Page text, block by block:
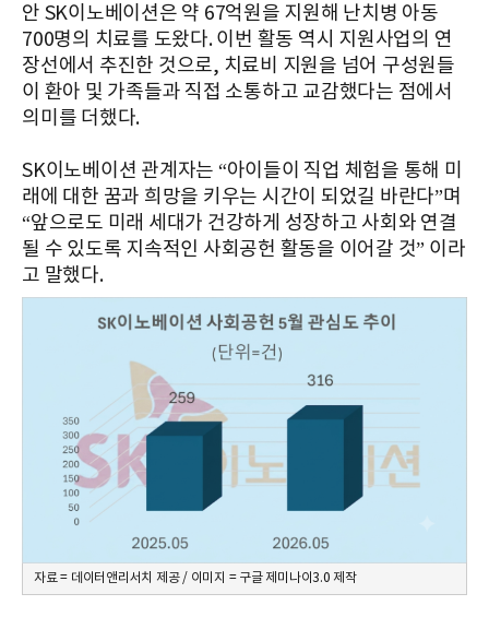
안 SK이노베이션은 약 67억원을 지원해 난치병 아동
700명의 치료를 도왔다. 이번 활동 역시 지원사업의 연
장선에서 추진한 것으로, 치료비 지원을 넘어 구성원들
이 환아 및 가족들과 직접 소통하고 교감했다는 점에서
의미를 더했다.
SK이노베이션 관계자는 “아이들이 직업 체험을 통해 미
래에 대한 꿈과 희망을 키우는 시간이 되었길 바란다”며
“앞으로도 미래 세대가 건강하게 성장하고 사회와 연결
될 수 있도록 지속적인 사회공헌 활동을 이어갈 것” 이라
고 말했다.
자료 = 데이터앤리서치 제공 / 이미지 = 구글 제미나이3.0 제작